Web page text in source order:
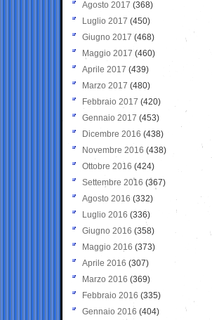
Agosto 2017 (368)
Luglio 2017 (450)
Giugno 2017 (468)
Maggio 2017 (460)
Aprile 2017 (439)
Marzo 2017 (480)
Febbraio 2017 (420)
Gennaio 2017 (453)
Dicembre 2016 (438)
Novembre 2016 (438)
Ottobre 2016 (424)
Settembre 2016 (367)
Agosto 2016 (332)
Luglio 2016 (336)
Giugno 2016 (358)
Maggio 2016 (373)
Aprile 2016 (307)
Marzo 2016 (369)
Febbraio 2016 (335)
Gennaio 2016 (404)